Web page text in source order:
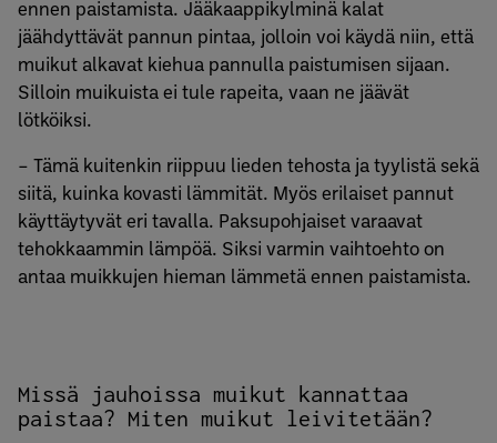
ennen paistamista. Jääkaappikylminä kalat
jäähdyttävät pannun pintaa, jolloin voi käydä niin, että
muikut alkavat kiehua pannulla paistumisen sijaan.
Silloin muikuista ei tule rapeita, vaan ne jäävät
lötköiksi.
– Tämä kuitenkin riippuu lieden tehosta ja tyylistä sekä
siitä, kuinka kovasti lämmität. Myös erilaiset pannut
käyttäytyvät eri tavalla. Paksupohjaiset varaavat
tehokkaammin lämpöä. Siksi varmin vaihtoehto on
antaa muikkujen hieman lämmetä ennen paistamista.
Missä jauhoissa muikut kannattaa
paistaa? Miten muikut leivitetään?